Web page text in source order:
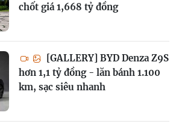
chốt giá 1,668 tỷ đồng
[GALLERY] BYD Denza Z9S
hơn 1,1 tỷ đồng - lăn bánh 1.100
km, sạc siêu nhanh